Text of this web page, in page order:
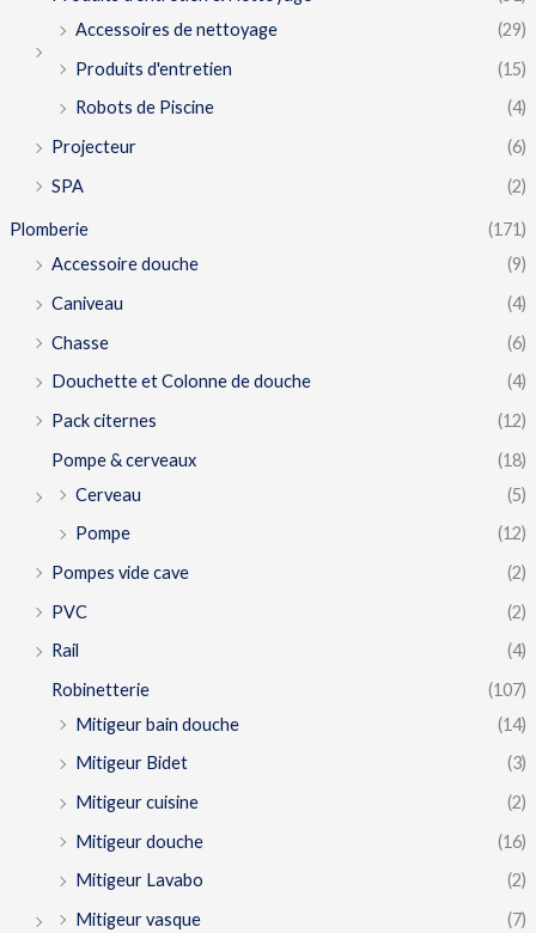
Accessoires de nettoyage
(29)
Produits d'entretien
(15)
Robots de Piscine
(4)
Projecteur
(6)
SPA
(2)
Plomberie
(171)
Accessoire douche
(9)
Caniveau
(4)
Chasse
(6)
Douchette et Colonne de douche
(4)
Pack citernes
(12)
Pompe & cerveaux
(18)
Cerveau
(5)
Pompe
(12)
Pompes vide cave
(2)
PVC
(2)
Rail
(4)
Robinetterie
(107)
Mitigeur bain douche
(14)
Mitigeur Bidet
(3)
Mitigeur cuisine
(2)
Mitigeur douche
(16)
Mitigeur Lavabo
(2)
Mitigeur vasque
(7)